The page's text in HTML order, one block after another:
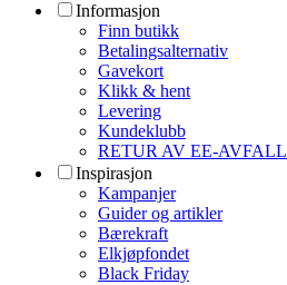
Informasjon
Finn butikk
Betalingsalternativ
Gavekort
Klikk & hent
Levering
Kundeklubb
RETUR AV EE-AVFALL
Inspirasjon
Kampanjer
Guider og artikler
Bærekraft
Elkjøpfondet
Black Friday